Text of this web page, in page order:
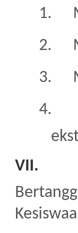
1.
2.
3.
4.
VII.